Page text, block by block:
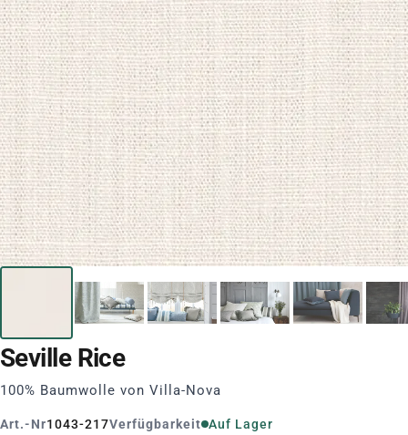
Seville Rice
100% Baumwolle von Villa-Nova
Art.-Nr1043-217Verfügbarkeit Auf Lager